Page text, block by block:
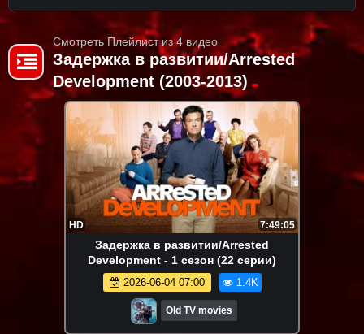
Смотреть Плейлист из 4 видео
Задержка в развитии/Arrested
Development (2003-2013)
HD 7:49:05
Задержка в развитии/Arrested
Development - 1 сезон (22 серии)
2026-06-04 07:00 1.4K
Old TV movies